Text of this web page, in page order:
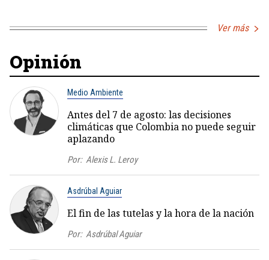
Ver más
Opinión
Medio Ambiente
Antes del 7 de agosto: las decisiones
climáticas que Colombia no puede seguir
aplazando
Por: Alexis L. Leroy
Asdrúbal Aguiar
El fin de las tutelas y la hora de la nación
Por: Asdrúbal Aguiar